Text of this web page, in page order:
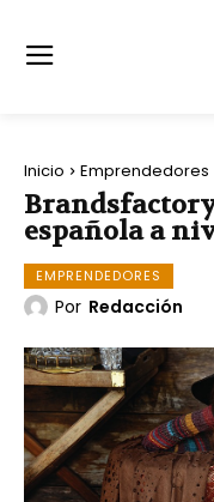
Inicio Emprendedores
española a
EMPRENDEDORES
Por Redacción